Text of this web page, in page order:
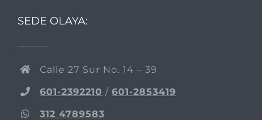
SEDE OLAYA:
Calle 27 Sur No. 14 – 39
601-2392210 /601-2853419
312 4789583